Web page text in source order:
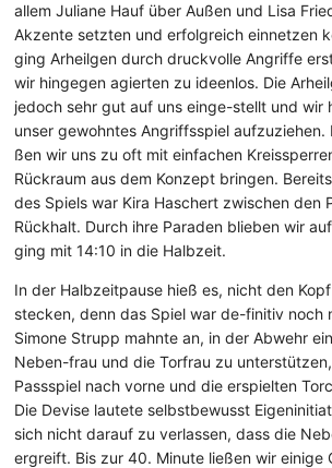
allem Juliane Hauf über Außen und Lisa
Akzente setzten und erfolgreich einnetzen
ging Arheilgen durch druckvolle Angriffe
wir hingegen agierten zu ideenlos. Die
jedoch sehr gut auf uns einge-stellt und wir
unser gewohntes Angriffsspiel aufzuziehen.
ßen wir uns zu oft mit einfachen
Rückraum aus dem Konzept bringen.
des Spiels war Kira Haschert zwischen den
Rückhalt. Durch ihre Paraden blieben wir
ging mit 14:10 in die Halbzeit.
In der Halbzeitpause hieß es, nicht den
stecken, denn das Spiel war de-finitiv noch
Simone Strupp mahnte an, in der Abwehr
Neben-frau und die Torfrau zu
Passspiel nach vorne und die erspielten
Die Devise lautete selbstbewusst
sich nicht darauf zu verlassen, dass die
ergreift. Bis zur 40. Minute ließen wir einige